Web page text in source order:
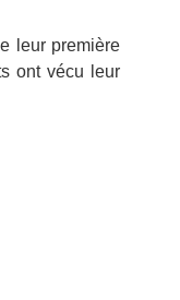
leur première
ont vécu leur